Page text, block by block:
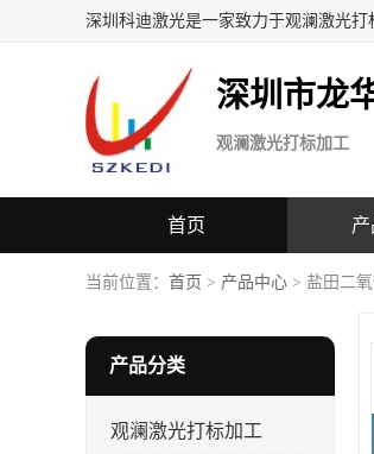
深圳科迪激光是一家致力于观澜激光
深圳市龙
观澜激光打标加工
首页
当前位置： 首页 > 产品中心 > 盐田二
产品分类
观澜激光打标加工